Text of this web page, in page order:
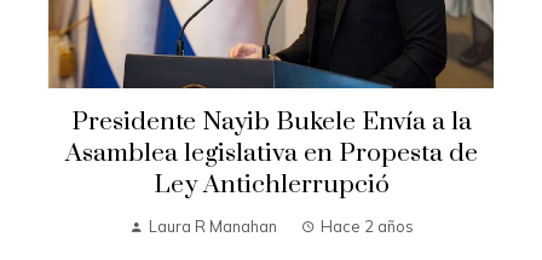
Presidente Nayib Bukele Envía a la
Asamblea legislativa en Propesta de
Ley Antichlerrupció
Laura R Manahan Hace 2 años